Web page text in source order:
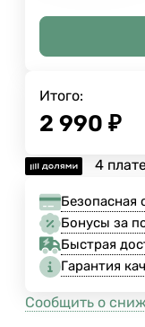
Итого:
2 990 ₽
4
Безопасная
Бонусы за
Быстрая
Гарантия
Сообщить о